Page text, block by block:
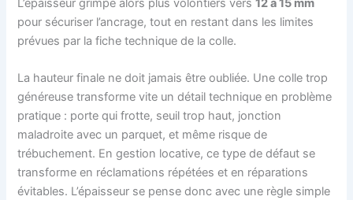
L’épaisseur grimpe alors plus volontiers vers12 à 15 mm
pour sécuriser l’ancrage, tout en restant dans les limites
prévues par la fiche technique de la colle.
La hauteur finale ne doit jamais être oubliée. Une colle trop
généreuse transforme vite un détail technique en problème
pratique : porte qui frotte, seuil trop haut, jonction
maladroite avec un parquet, et même risque de
trébuchement. En gestion locative, ce type de défaut se
transforme en réclamations répétées et en réparations
évitables. L’épaisseur se pense donc avec une règle simple